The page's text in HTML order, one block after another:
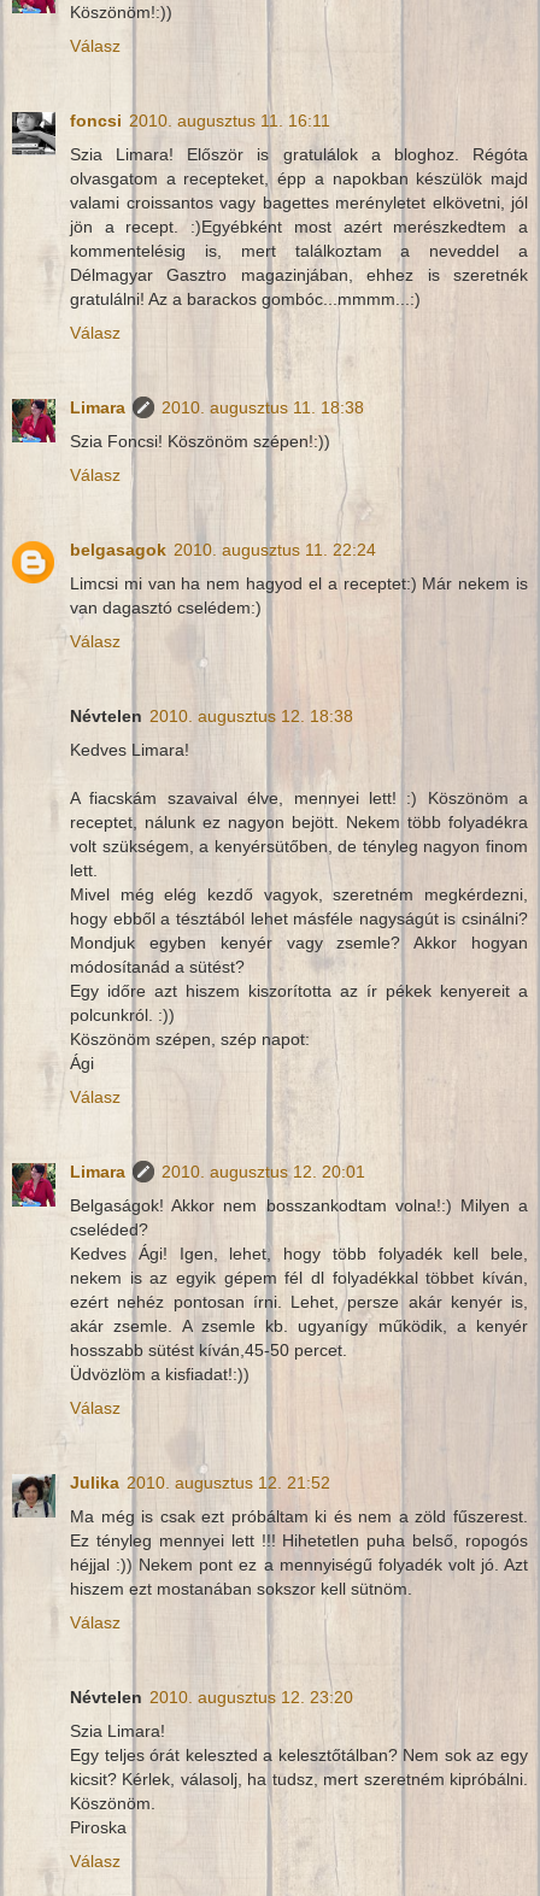
Köszönöm!:))
Válasz
foncsi 2010. augusztus 11. 16:11
Szia Limara! Először is gratulálok a bloghoz. Régóta
olvasgatom a recepteket, épp a napokban készülök majd
valami croissantos vagy bagettes merényletet elkövetni, jól
jön a recept. :)Egyébként most azért merészkedtem a
kommentelésig is, mert találkoztam a neveddel a
Délmagyar Gasztro magazinjában, ehhez is szeretnék
gratulálni! Az a barackos gombóc...mmmm...:)
Válasz
Limara
2010. augusztus 11. 18:38
Szia Foncsi! Köszönöm szépen!:))
Válasz
belgasagok 2010. augusztus 11. 22:24
Limcsi mi van ha nem hagyod el a receptet:) Már nekem is
van dagasztó cselédem:)
Válasz
Névtelen 2010. augusztus 12. 18:38
Kedves Limara!
A fiacskám szavaival élve, mennyei lett! :) Köszönöm a
receptet, nálunk ez nagyon bejött. Nekem több folyadékra
volt szükségem, a kenyérsütőben, de tényleg nagyon finom
lett.
Mivel még elég kezdő vagyok, szeretném megkérdezni,
hogy ebből a tésztából lehet másféle nagyságút is csinálni?
Mondjuk egyben kenyér vagy zsemle? Akkor hogyan
módosítanád a sütést?
Egy időre azt hiszem kiszorította az ír pékek kenyereit a
polcunkról. :))
Köszönöm szépen, szép napot:
Ági
Válasz
Limara
2010. augusztus 12. 20:01
Belgaságok! Akkor nem bosszankodtam volna!:) Milyen a
cseléded?
Kedves Ági! Igen, lehet, hogy több folyadék kell bele,
nekem is az egyik gépem fél dl folyadékkal többet kíván,
ezért nehéz pontosan írni. Lehet, persze akár kenyér is,
akár zsemle. A zsemle kb. ugyanígy működik, a kenyér
hosszabb sütést kíván,45-50 percet.
Üdvözlöm a kisfiadat!:))
Válasz
Julika 2010. augusztus 12. 21:52
Ma még is csak ezt próbáltam ki és nem a zöld fűszerest.
Ez tényleg mennyei lett !!! Hihetetlen puha belső, ropogós
héjjal :)) Nekem pont ez a mennyiségű folyadék volt jó. Azt
hiszem ezt mostanában sokszor kell sütnöm.
Válasz
Névtelen 2010. augusztus 12. 23:20
Szia Limara!
Egy teljes órát keleszted a kelesztőtálban? Nem sok az egy
kicsit? Kérlek, válasolj, ha tudsz, mert szeretném kipróbálni.
Köszönöm.
Piroska
Válasz